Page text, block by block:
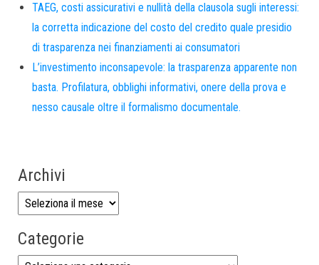
TAEG, costi assicurativi e nullità della clausola sugli interessi:
la corretta indicazione del costo del credito quale presidio
di trasparenza nei finanziamenti ai consumatori
L’investimento inconsapevole: la trasparenza apparente non
basta. Profilatura, obblighi informativi, onere della prova e
nesso causale oltre il formalismo documentale.
Archivi
Categorie